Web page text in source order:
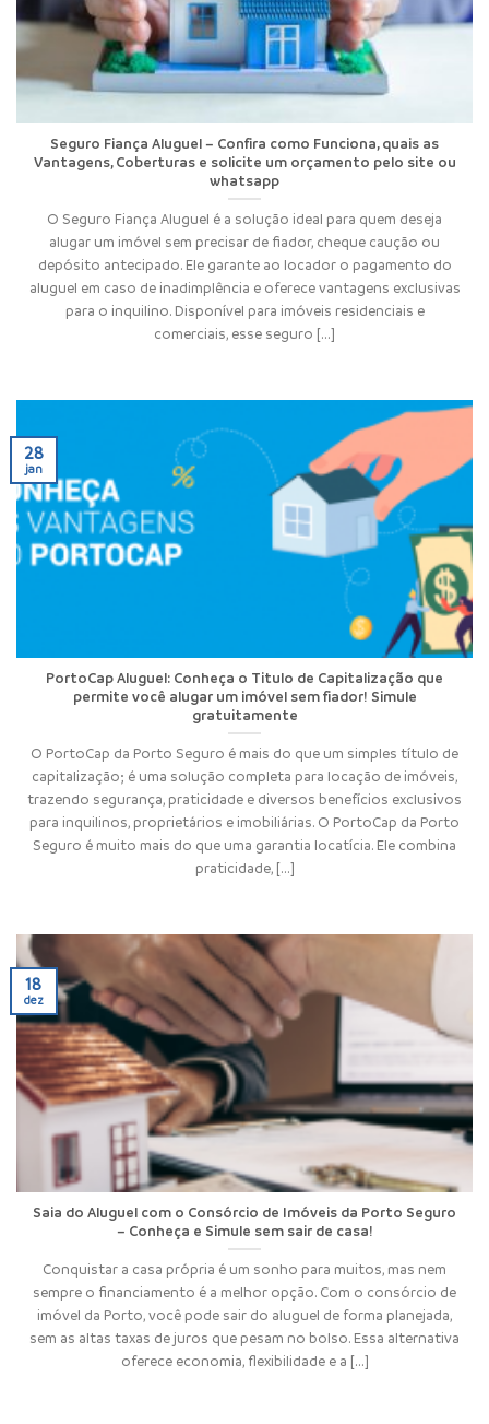
Seguro Fiança Aluguel – Confira como Funciona, quais as
Vantagens, Coberturas e solicite um orçamento pelo site ou
whatsapp
O Seguro Fiança Aluguel é a solução ideal para quem deseja
alugar um imóvel sem precisar de fiador, cheque caução ou
depósito antecipado. Ele garante ao locador o pagamento do
aluguel em caso de inadimplência e oferece vantagens exclusivas
para o inquilino. Disponível para imóveis residenciais e
comerciais, esse seguro [...]
PortoCap Aluguel: Conheça o Titulo de Capitalização que
permite você alugar um imóvel sem fiador! Simule
gratuitamente
O PortoCap da Porto Seguro é mais do que um simples título de
capitalização; é uma solução completa para locação de imóveis,
trazendo segurança, praticidade e diversos benefícios exclusivos
para inquilinos, proprietários e imobiliárias. O PortoCap da Porto
Seguro é muito mais do que uma garantia locatícia. Ele combina
praticidade, [...]
28
jan
Saia do Aluguel com o Consórcio de Imóveis da Porto Seguro
– Conheça e Simule sem sair de casa!
Conquistar a casa própria é um sonho para muitos, mas nem
sempre o financiamento é a melhor opção. Com o consórcio de
imóvel da Porto, você pode sair do aluguel de forma planejada,
sem as altas taxas de juros que pesam no bolso. Essa alternativa
oferece economia, flexibilidade e a [...]
18
dez